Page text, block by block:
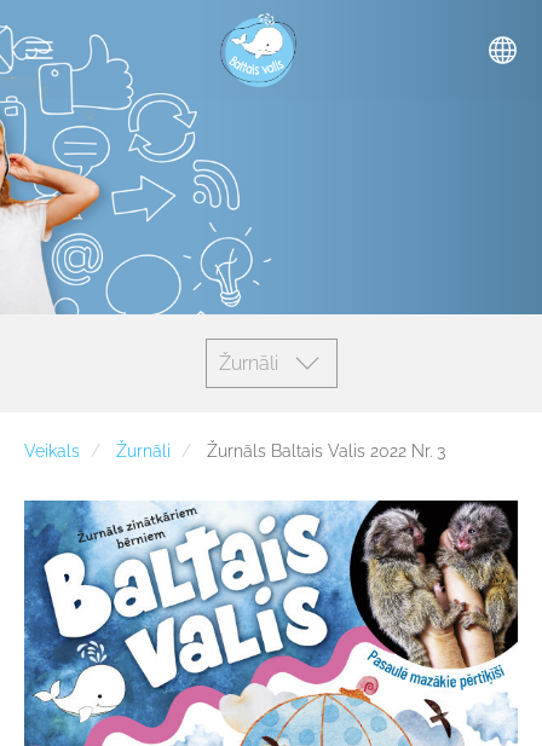
Žurnāli
Veikals Žurnāli Žurnāls Baltais Valis 2022 Nr. 3